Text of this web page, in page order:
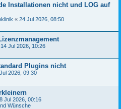
Installationen nicht und LOG auf
« 24 Jul 2026, 08:50
14 Jul 2026, 10:26
Plugins nicht
2026, 09:30
Jul 2026, 00:16
Wünsche